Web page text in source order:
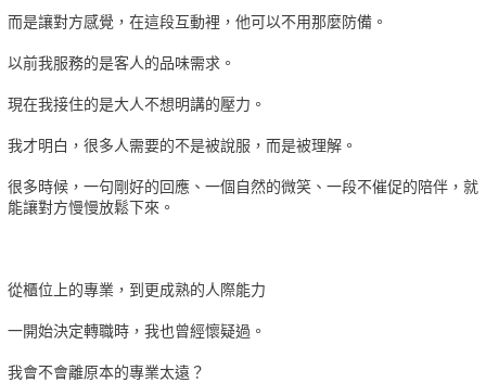
而是讓對方感覺，在這段互動裡，他可以不用那麼防備。
以前我服務的是客人的品味需求。
現在我接住的是大人不想明講的壓力。
我才明白，很多人需要的不是被說服，而是被理解。
很多時候，一句剛好的回應、一個自然的微笑、一段不催促的陪伴，就
能讓對方慢慢放鬆下來。
從櫃位上的專業，到更成熟的人際能力
一開始決定轉職時，我也曾經懷疑過。
我會不會離原本的專業太遠？